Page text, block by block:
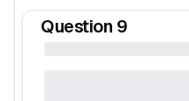
Question 9